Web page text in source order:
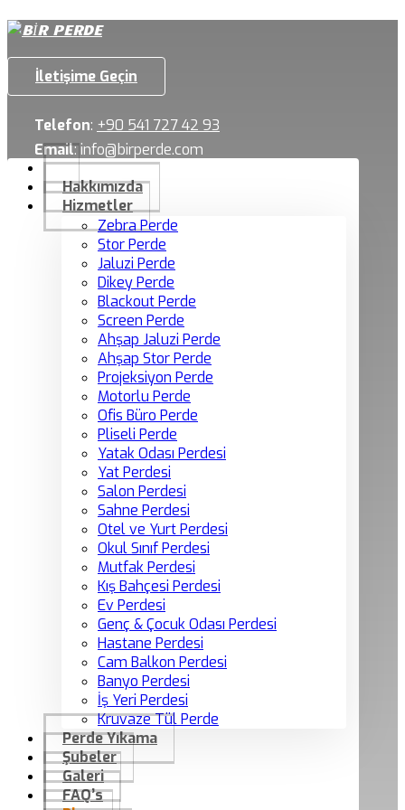
İletişime Geçin
Telefon: +90 541 727 42 93
Email:info@birperde.com
Hakkımızda
Hizmetler
Zebra Perde
Stor Perde
Jaluzi Perde
Dikey Perde
Blackout Perde
Screen Perde
Ahşap Jaluzi Perde
Ahşap Stor Perde
Projeksiyon Perde
Motorlu Perde
Ofis Büro Perde
Pliseli Perde
Yatak Odası Perdesi
Yat Perdesi
Salon Perdesi
Sahne Perdesi
Otel ve Yurt Perdesi
Okul Sınıf Perdesi
Mutfak Perdesi
Kış Bahçesi Perdesi
Ev Perdesi
Genç & Çocuk Odası Perdesi
Hastane Perdesi
Cam Balkon Perdesi
Banyo Perdesi
İş Yeri Perdesi
Kruvaze Tül Perde
Perde Yıkama
Şubeler
Galeri
FAQ’s